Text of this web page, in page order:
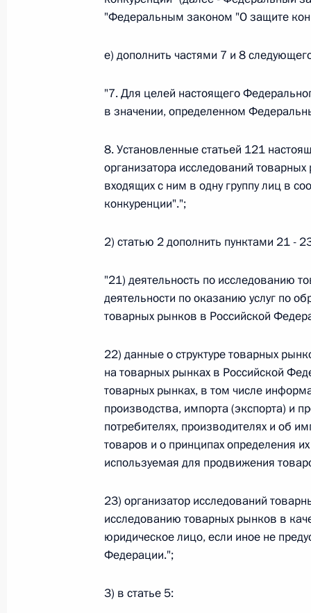
по вопросам внутренних дел и миграции
Федеральный закон от
О внесении изменений в Кодекс
26 июля 2026 года
О внесении изменений в Кодекс
О внесении изменения в статью 6
26 июля 2026 года
Федеральный закон от
О внесении изменений в статью 9.21
26 июля 2026 года
О ратификации Соглашения между
"Федеральным законом "О защите
е) дополнить частями 7 и 8
"7. Для целей настоящего
в значении, определенном
8. Установленные статьей 121
организатора исследований
входящих с ним в одну группу лиц в
конкуренции".";
2) статью 2 дополнить пунктами 21 -
"21) деятельность по исследованию
деятельности по оказанию услуг по
товарных рынков в Российской
22) данные о структуре товарных
на товарных рынках в Российской
товарных рынках, в том числе
производства, импорта (экспорта) и
потребителях, производителях и об
товаров и о принципах определения
используемая для продвижения
23) организатор исследований
исследованию товарных рынков в
юридическое лицо, если иное не
Федерации.";
3) в статье 5: